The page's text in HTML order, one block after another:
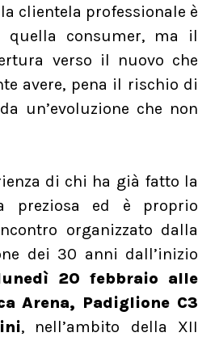
clientela professionale è
quella consumer, ma il
verso il nuovo che
avere, pena il rischio di
un’evoluzione che non
di chi ha già fatto la
preziosa ed è proprio
organizzato dalla
dei 30 anni dall’inizio
20 febbraio alle
Arena, Padiglione C3
, nell’ambito della XII